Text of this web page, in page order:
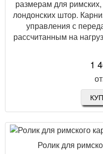
размерам для
лондонских штор.
управления с
рассчитанным на
1
Ролик для